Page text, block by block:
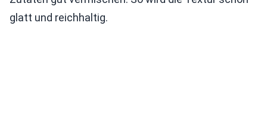
glatt und reichhaltig.